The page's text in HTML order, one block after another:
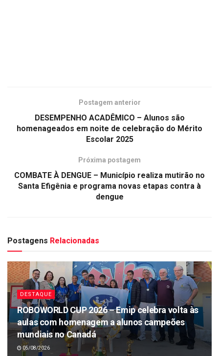
Postagem anterior
DESEMPENHO ACADÊMICO – Alunos são
homenageados em noite de celebração do Mérito
Escolar 2025
Próxima postagem
COMBATE À DENGUE – Município realiza mutirão no
Santa Efigênia e programa novas etapas contra à
dengue
Postagens Relacionadas
DESTAQUE
ROBOWORLD CUP 2026 – Emip celebra volta às
aulas com homenagem a alunos campeões
mundiais no Canadá
05/08/2026